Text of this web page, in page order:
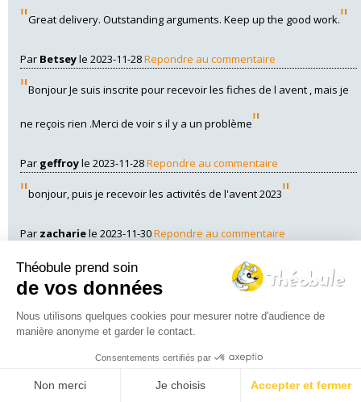
"Great delivery. Outstanding arguments. Keep up the good work."
Par Betseyle 2023-11-28Repondre au commentaire
"Bonjour Je suis inscrite pour recevoir les fiches de l avent , mais je
ne reçois rien .Merci de voir s il y a un problème"
Par geffroyle 2023-11-28Repondre au commentaire
"bonjour, puis je recevoir les activités de l'avent 2023"
Par zachariele 2023-11-30Repondre au commentaire
"You could definitely see your skills in the article you write. The
arena hopes for even more passionate writers like you who aren't
afraid to say how they believe. At all times go after your heart."
le 2023-11-30Repondre au commentaire
Bonjour, Je viens de m’inscrire, je suis catéchiste et j’aimerai
Théobule prend soin
de vos données
Nous utilisons quelques cookies pour mesurer notre d'audience de
manière anonyme et garder le contact.
Consentements certifiés par
Non merci Je choisis Accepter et fermer